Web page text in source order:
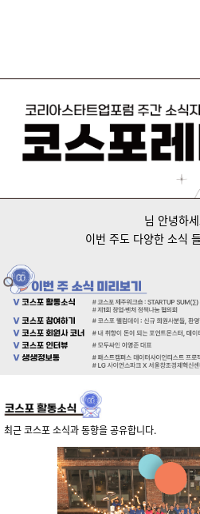
님 안녕하
이번 주도 다양한 소식
최근 코스포 소식과 동향을 공유합니다.